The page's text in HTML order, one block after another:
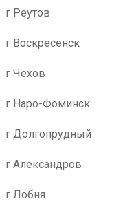
г Реутов
г Воскресенск
г Чехов
г Наро-Фоминск
г Долгопрудный
г Александров
г Лобня